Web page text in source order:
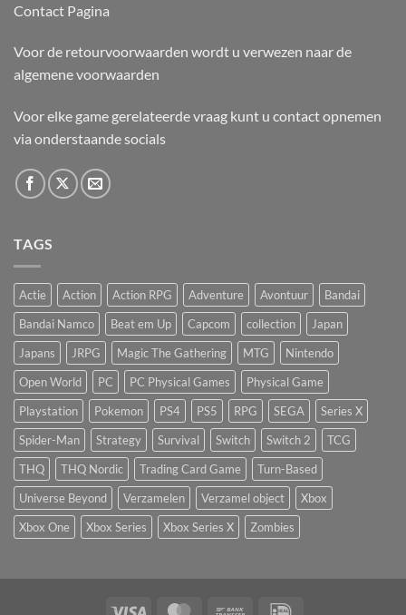
Contact Pagina
Voor de retourvoorwaarden wordt u verwezen naar de
algemene voorwaarden
Voor elke game gerelateerde vraag kunt u contact opnemen
via onderstaande socials
TAGS
Actie Action Action RPG Adventure Avontuur
Bandai
Bandai Namco
Beat em Up Capcom collection
Japan
Japans
JRPG Magic The Gathering MTG
Nintendo
Open World
PC PC Physical Games
Physical Game
Playstation
Pokemon PS4 PS5 RPG SEGA
Series X
Spider-Man
Strategy Survival Switch Switch 2
TCG
THQ
THQ Nordic Trading Card Game
Turn-Based
Universe Beyond
Verzamelen Verzamel object
Xbox
Xbox One
Xbox Series Xbox Series X Zombies